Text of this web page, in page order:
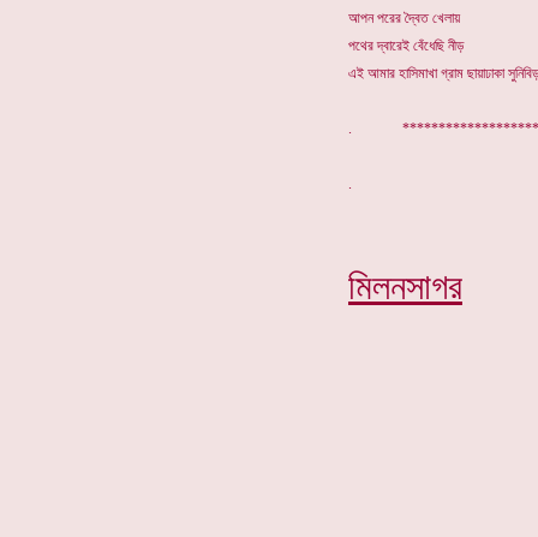
আপন পরের দ্বৈত খেলায়
পথের দ্বারেই বেঁধেছি নীড়
এই আমার হাসিমাখা গ্রাম ছায়াঢাকা সুনিবিড়
.
মিলনসাগর